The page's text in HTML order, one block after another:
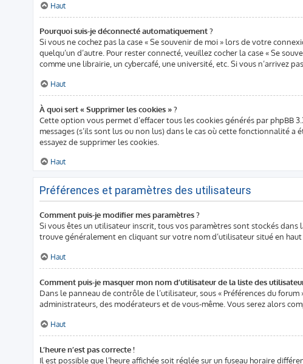
Haut
Pourquoi suis-je déconnecté automatiquement ?
Si vous ne cochez pas la case « Se souvenir de moi » lors de votre
quelqu’un d’autre. Pour rester connecté, veuillez cocher la case « Se
comme une librairie, un cybercafé, une université, etc. Si vous n’arrivez
Haut
À quoi sert « Supprimer les cookies » ?
Cette option vous permet d’effacer tous les cookies générés par
messages (s’ils sont lus ou non lus) dans le cas où cette fonctionnalité
essayez de supprimer les cookies.
Haut
Préférences et paramètres des utilisateurs
Comment puis-je modifier mes paramètres ?
Si vous êtes un utilisateur inscrit, tous vos paramètres sont stockés
trouve généralement en cliquant sur votre nom d’utilisateur situé en
Haut
Comment puis-je masquer mon nom d’utilisateur de la liste des
Dans le panneau de contrôle de l’utilisateur, sous « Préférences du
administrateurs, des modérateurs et de vous-même. Vous serez alors
Haut
L’heure n’est pas correcte !
Il est possible que l’heure affichée soit réglée sur un fuseau horaire